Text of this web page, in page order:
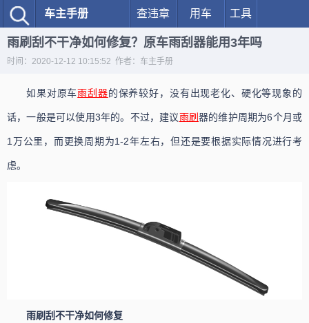
车主手册 查违章 用车 工具
雨刷刮不干净如何修复？原车雨刮器能用3年吗
时间：2020-12-12 10:15:52 作者：车主手册
如果对原车雨刮器的保养较好，没有出现老化、硬化等现象的
话，一般是可以使用3年的。不过，建议雨刷器的维护周期为6个月或
1万公里，而更换周期为1-2年左右，但还是要根据实际情况进行考
虑。
雨刷刮不干净如何修复